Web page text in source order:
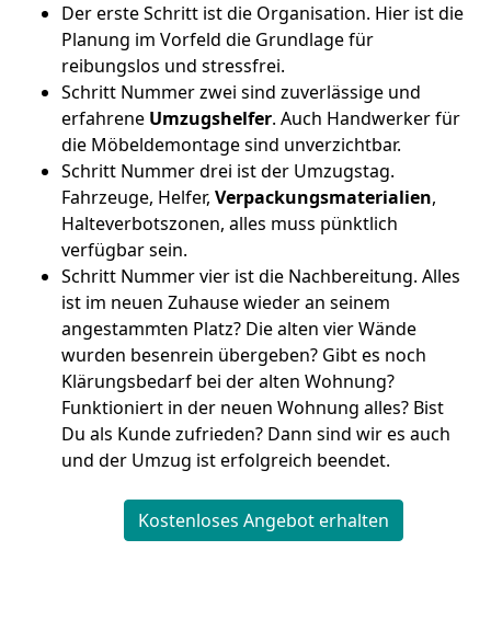
Der erste Schritt ist die Organisation. Hier ist die
Planung im Vorfeld die Grundlage für
reibungslos und stressfrei.
Schritt Nummer zwei sind zuverlässige und
erfahrene Umzugshelfer. Auch Handwerker für
die Möbeldemontage sind unverzichtbar.
Schritt Nummer drei ist der Umzugstag.
Fahrzeuge, Helfer, Verpackungsmaterialien,
Halteverbotszonen, alles muss pünktlich
verfügbar sein.
Schritt Nummer vier ist die Nachbereitung. Alles
ist im neuen Zuhause wieder an seinem
angestammten Platz? Die alten vier Wände
wurden besenrein übergeben? Gibt es noch
Klärungsbedarf bei der alten Wohnung?
Funktioniert in der neuen Wohnung alles? Bist
Du als Kunde zufrieden? Dann sind wir es auch
und der Umzug ist erfolgreich beendet.
Kostenloses Angebot erhalten